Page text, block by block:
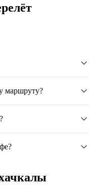
маршруту?